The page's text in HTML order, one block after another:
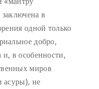
в
одной только
добро,
и, в особенности,
миров
асуры), не